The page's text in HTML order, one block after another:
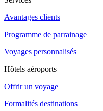
Avantages clients
Programme de parrainage
Voyages personnalisés
Hôtels aéroports
Offrir un voyage
Formalités destinations